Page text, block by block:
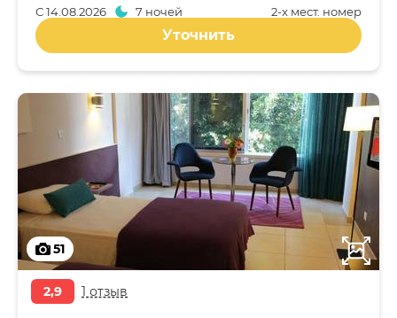
2-x мест. номер
С14.08.2026 7 ночей
Уточнить
51
2,9 1 отзыв